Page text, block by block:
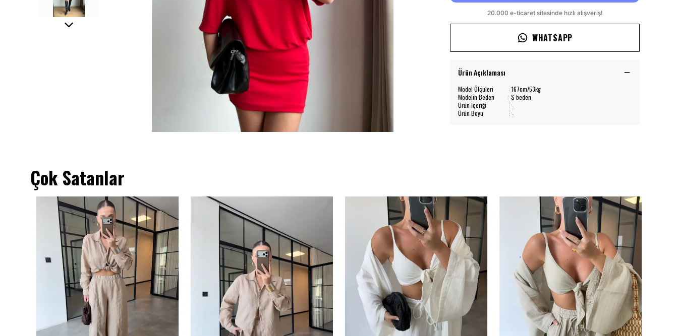
WHATSAPP
Ürün Açıklaması
Model Ölçüleri : 167cm/53kg
Modelin Beden : S beden
Ürün İçeriği : -
Ürün Boyu : -
Çok Satanlar